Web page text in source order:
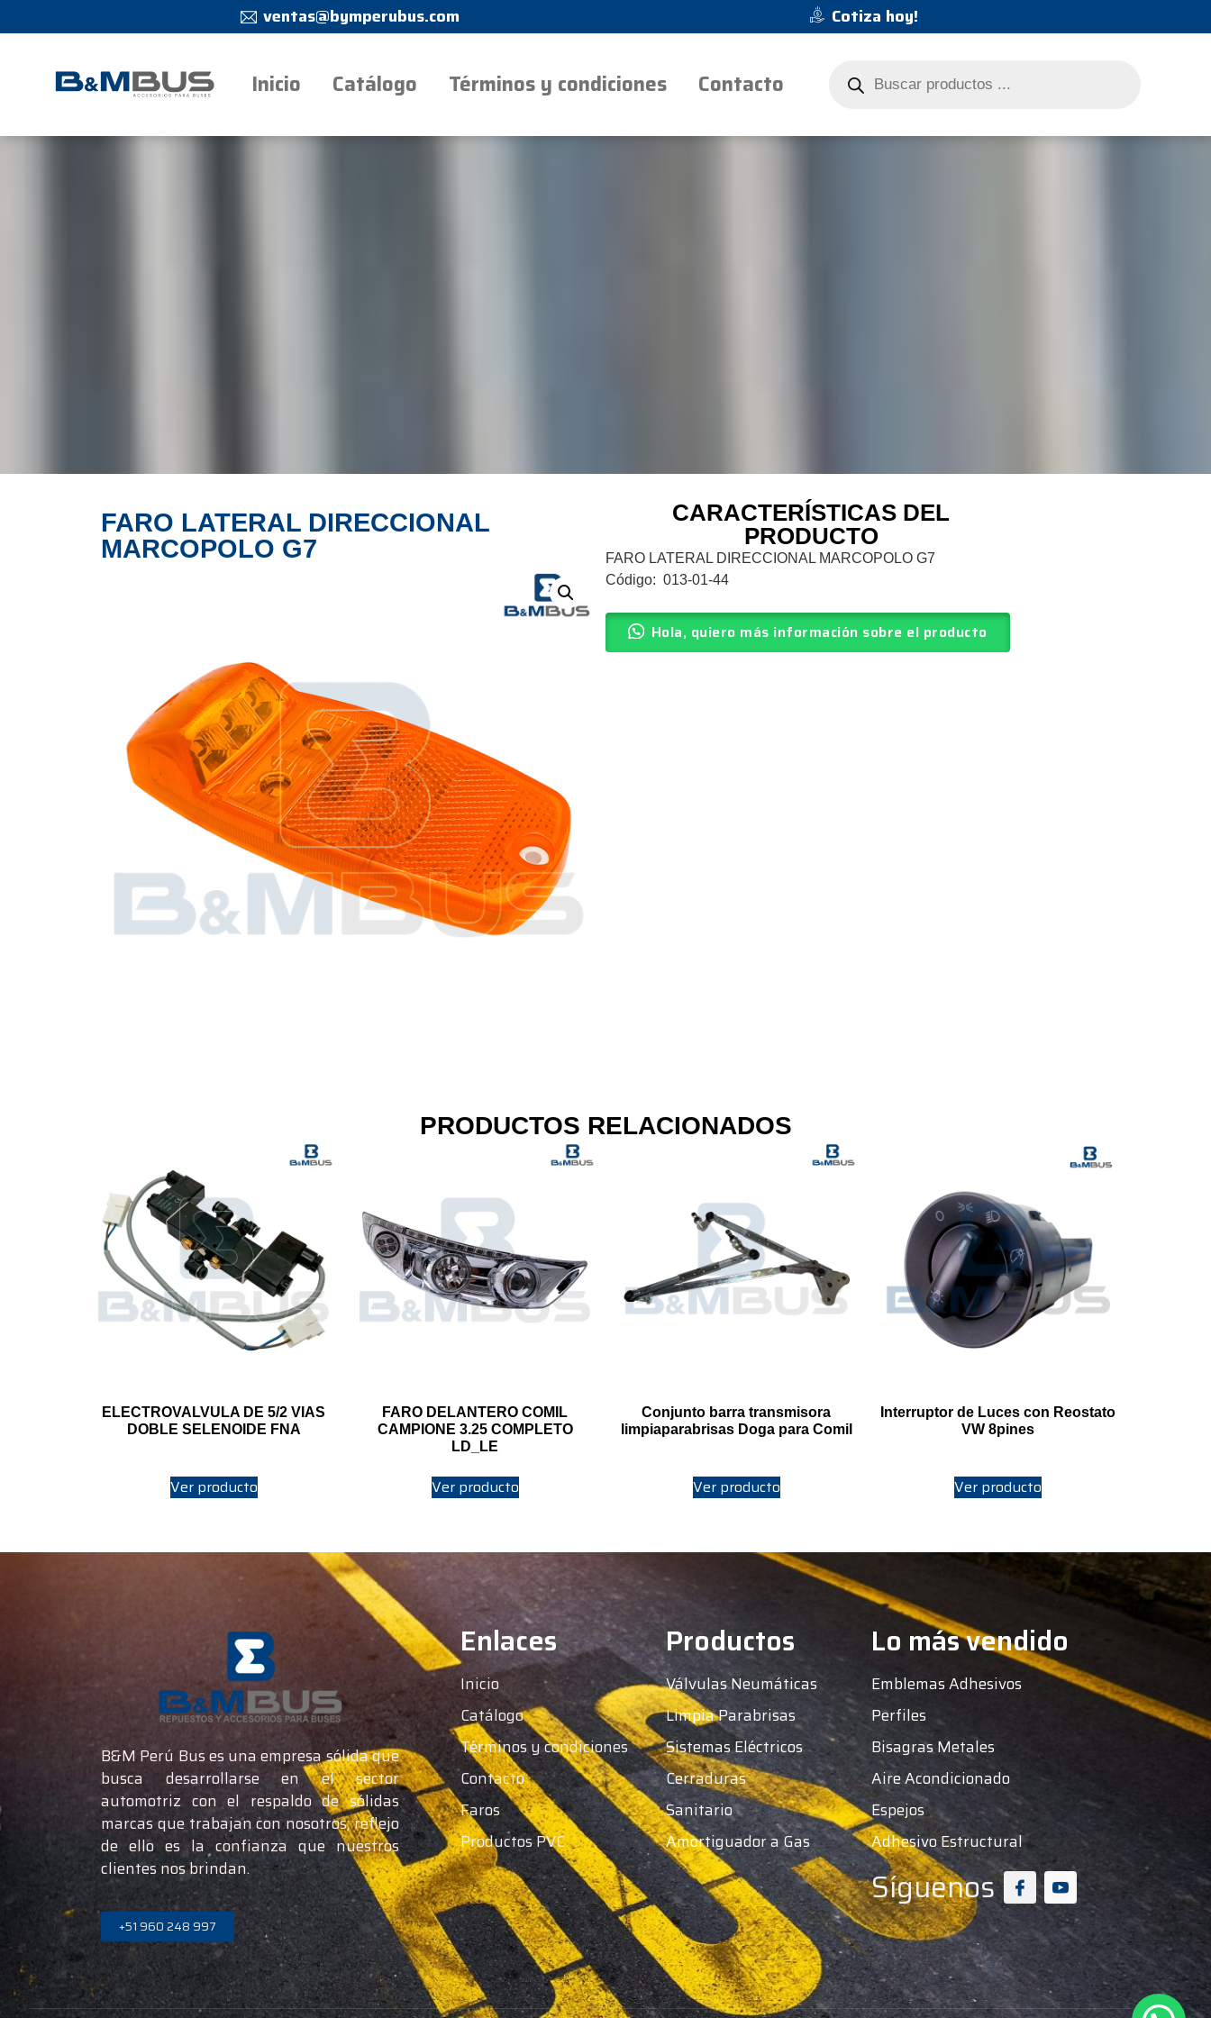
ventas@bymperubus.com Cotiza hoy!
Inicio Catálogo Términos y condiciones Contacto
PRODUCTO
FARO LATERAL DIRECCIONAL
MARCOPOLO G7
CARACTERÍSTICAS DEL
PRODUCTO
FARO LATERAL DIRECCIONAL MARCOPOLO G7
Código: 013-01-44
Hola, quiero más información sobre el producto
PRODUCTOS RELACIONADOS
ELECTROVALVULA DE 5/2 VIAS
DOBLE SELENOIDE FNA
Ver producto
FARO DELANTERO COMIL
CAMPIONE 3.25 COMPLETO
LD_LE
Ver producto
Conjunto barra transmisora
limpiaparabrisas Doga para Comil
Ver producto
Interruptor de Luces con Reostato
VW 8pines
Ver producto
B&M Perú Bus es una empresa sólida que
busca desarrollarse en el sector
automotriz con el respaldo de sólidas
marcas que trabajan con nosotros; reflejo
de ello es la confianza que nuestros
clientes nos brindan.
+51 960 248 997
Enlaces
Inicio
Catálogo
Términos y condiciones
Contacto
Faros
Productos PVC
Productos
Válvulas Neumáticas
Limpia Parabrisas
Sistemas Eléctricos
Cerraduras
Sanitario
Amortiguador a Gas
Lo más vendido
Emblemas Adhesivos
Perfiles
Bisagras Metales
Aire Acondicionado
Espejos
Adhesivo Estructural
Síguenos